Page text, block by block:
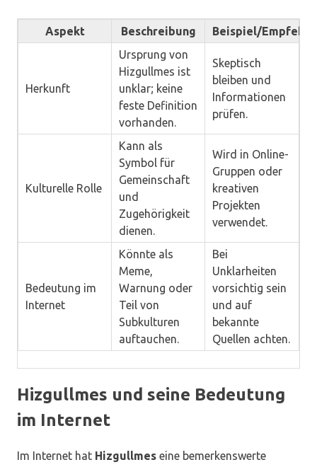
Aspekt Beschreibung Beispiel/
Herkunft
Ursprung von
Hizgullmes ist
unklar; keine
feste Definition
vorhanden.
Skeptisch
bleiben und
Informationen
prüfen.
Kulturelle Rolle
Kann als
Symbol für
Gemeinschaft
und
Zugehörigkeit
dienen.
Wird in Online-
Gruppen oder
kreativen
Projekten
verwendet.
Bedeutung im
Internet
Könnte als
Meme,
Warnung oder
Teil von
Subkulturen
auftauchen.
Bei
Unklarheiten
vorsichtig sein
und auf
bekannte
Quellen achten.
Hizgullmes und seine Bedeutung
im Internet
Im Internet hat Hizgullmes eine bemerkenswerte